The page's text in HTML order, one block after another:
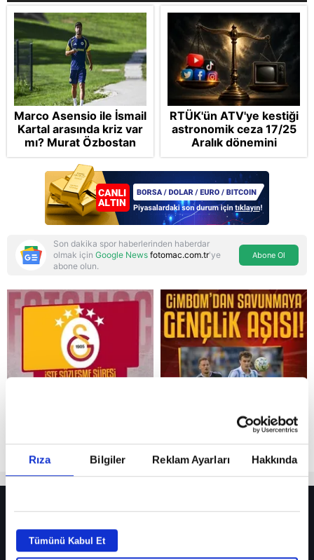
Rıza Bilgiler Reklam Ayarları Hakkında
Tümünü Kabul Et
Reddet
Marco Asensio ile İsmail
Kartal arasında kriz var
mı? Murat Özbostan
analiz etti: Egoları da
yönetmelisiniz
RTÜK'ün ATV'ye kestiği
astronomik ceza 17/25
Aralık dönemini
anımsattı! Milli yayınlara
"yaptırım" kıskacı:
Turkuvaz Medya neden
hedefte?
Son dakika spor haberlerinden haberdar
olmak için Google News fotomac.com.tr'ye
abone olun.
Abone Ol
Fenerbahçe’de sürpriz ayrılık ihtimali! Devre arasında gelmişti
Fenerbahçe’nin yeni transferi Mason Greenwood için olay sözler!